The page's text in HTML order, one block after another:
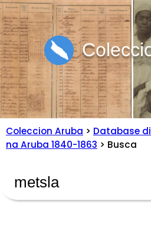
Coleccion Aruba > Database
na Aruba 1840-1863 > Busca